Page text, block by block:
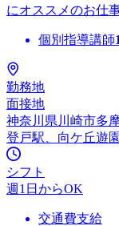
にオススメのお仕
個別指導講師
勤務地
面接地
神奈川県川崎市多
登戸駅、向ケ丘遊
シフト
週1日からOK
交通費支給